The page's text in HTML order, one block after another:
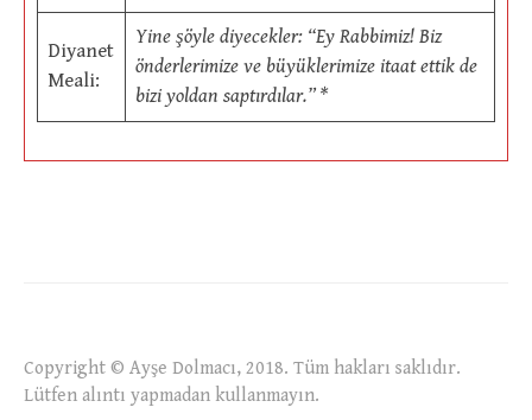
Diyanet
Meali:
Yine şöyle diyecekler: “Ey Rabbimiz! Biz
önderlerimize ve büyüklerimize itaat ettik de
bizi yoldan saptırdılar.” *
Copyright © Ayşe Dolmacı, 2018. Tüm hakları saklıdır.
Lütfen alıntı yapmadan kullanmayın.